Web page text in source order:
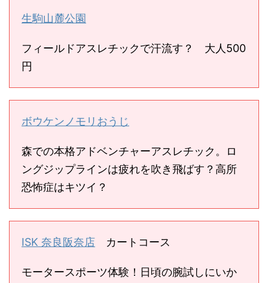
生駒山麓公園
フィールドアスレチックで汗流す？ 大人500
円
ボウケンノモリおうじ
森での本格アドベンチャーアスレチック。ロ
ングジップラインは疲れを吹き飛ばす？高所
恐怖症はキツイ？
ISK 奈良阪奈店 カートコース
モータースポーツ体験！日頃の腕試しにいか